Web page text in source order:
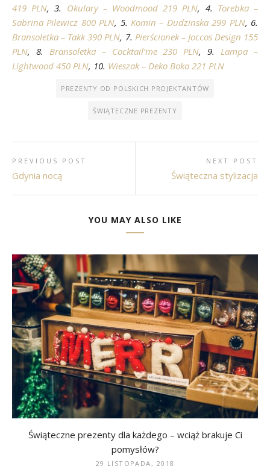
419 PLN, 3. Okulary – Woodmood 219 PLN, 4. Torebka –
Sabrina Pilewicz 800 PLN, 5.Komin – Dudzinska 299 PLN, 6.
Bransoletka – Takk 390 PLN, 7. Pierścionek – Joccos Design 155
PLN, 8. Bransoletka – Cocktail’me 230 PLN, 9.Lampa –
Lightwood 450 PLN, 10. Wieszak – Deko Boko 221 PLN
PREZENTY OD POLSKICH PROJEKTANTÓW
ŚWIĄTECZNE PREZENTY
PREVIOUS POST
Gdynia nocą
NEXT POST
Świąteczna stylizacja
YOU MAY ALSO LIKE
Świąteczne prezenty dla każdego – wciąż brakuje Ci
pomysłów?
29 LISTOPADA, 2018